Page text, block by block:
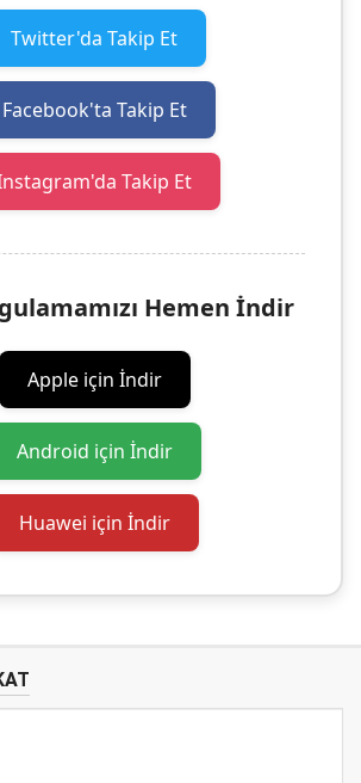
Twitter'da Takip Et
Facebook'ta Takip Et
Takip Et
Hemen İndir
Apple için İndir
Android için İndir
Huawei için İndir